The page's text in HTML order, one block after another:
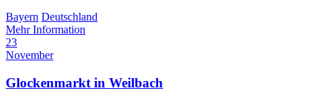
Bayern Deutschland
Mehr Information
23
November
Glockenmarkt in Weilbach